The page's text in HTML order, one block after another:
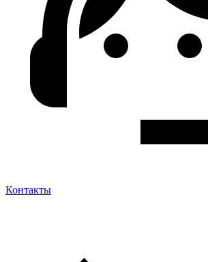
Контакты